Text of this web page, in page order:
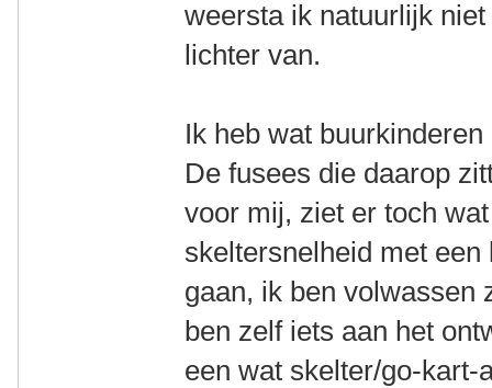
weersta ik natuurlijk
lichter van.
Ik heb wat
De fusees die daarop
voor mij, ziet er toch
skeltersnelheid met
gaan, ik ben volwassen
ben zelf iets aan het
een wat skelter/go-kart-